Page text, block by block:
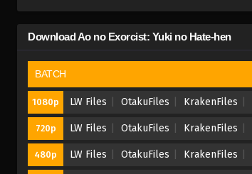
Download Ao no Exorcist: Yuki no Hate-hen
BATCH
1080p LW Files OtakuFiles KrakenFiles
720p LW Files OtakuFiles KrakenFiles
480p LW Files OtakuFiles KrakenFiles